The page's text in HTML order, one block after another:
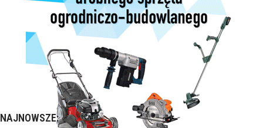
NAJNOWSZE: